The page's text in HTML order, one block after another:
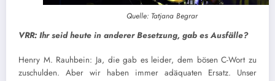
Quelle: Tatjana Begrar
VRR: Ihr seid heute in anderer Besetzung, gab es Ausfälle?
Henry M. Rauhbein: Ja, die gab es leider, dem bösen C-Wort zu
zuschulden. Aber wir haben immer adäquaten Ersatz. Unser